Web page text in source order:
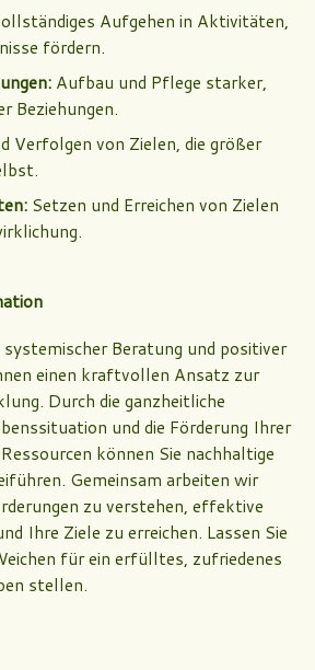
Aufgehen in Aktivitäten,
fördern.
Aufbau und Pflege starker,
Beziehungen.
Verfolgen von Zielen, die größer
Setzen und Erreichen von Zielen
Beratung und positiver
einen kraftvollen Ansatz zur
Durch die ganzheitliche
und die Förderung Ihrer
können Sie nachhaltige
Gemeinsam arbeiten wir
zu verstehen, effektive
Ihre Ziele zu erreichen. Lassen Sie
für ein erfülltes, zufriedenes
stellen.